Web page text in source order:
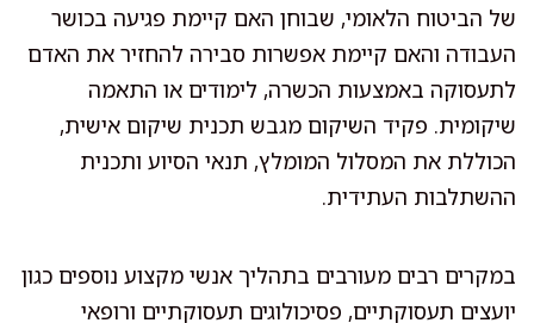
של הביטוח הלאומי, שבוחן האם קיימת פגיעה בכושר
העבודה והאם קיימת אפשרות סבירה להחזיר את האדם
לתעסוקה באמצעות הכשרה, לימודים או התאמה
שיקומית. פקיד השיקום מגבש תכנית שיקום אישית,
הכוללת את המסלול המומלץ, תנאי הסיוע ותכנית
ההשתלבות העתידית.
במקרים רבים מעורבים בתהליך אנשי מקצוע נוספים כגון
יועצים תעסוקתיים, פסיכולוגים תעסוקתיים ורופאי